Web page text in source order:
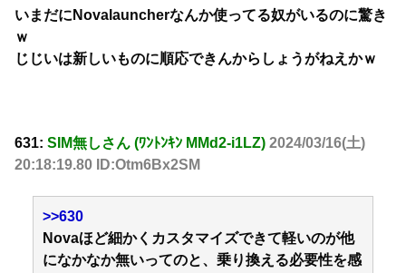
いまだにNovalauncherなんか使ってる奴がいるのに驚き
ｗ
じじいは新しいものに順応できんからしょうがねえかｗ
631: SIM無しさん (ﾜﾝﾄﾝｷﾝ MMd2-i1LZ) 2024/03/16(土)
20:18:19.80 ID:Otm6Bx2SM
>>630
Novaほど細かくカスタマイズできて軽いのが他
になかなか無いってのと、乗り換える必要性を感